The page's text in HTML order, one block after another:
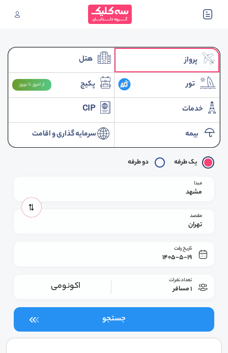
پرواز هتل
تور پکیج از امروز تا نوروز
خدمات CIP
بیمه سرمایه گذاری و اقامت
یک طرفه دو طرفه
مبدا
مشهد
مقصد
تهران
تاریخ رفت
1405-5-19
تعداد نفرات
1 مسافر اکونومی
جستجو